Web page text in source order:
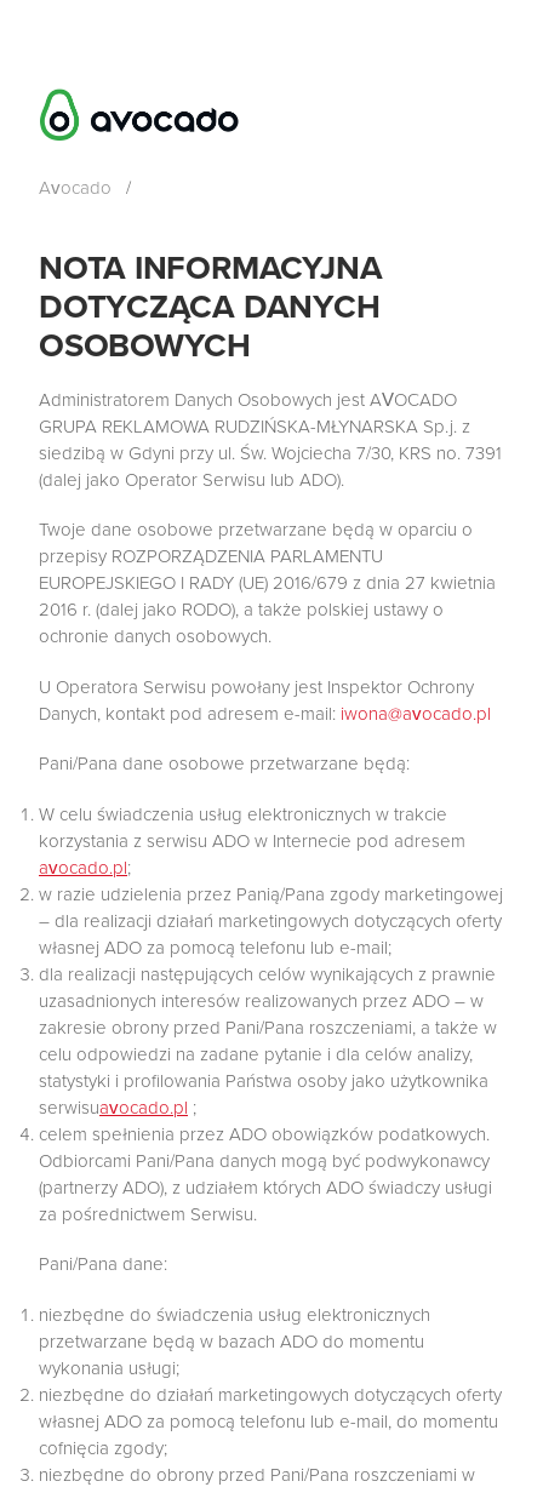
Avocado /
NOTA INFORMACYJNA
DOTYCZĄCA DANYCH
OSOBOWYCH
Administratorem Danych Osobowych jest AVOCADO
GRUPA REKLAMOWA RUDZIŃSKA-MŁYNARSKA Sp.j. z
siedzibą w Gdyni przy ul. Św. Wojciecha 7/30, KRS no. 7391
(dalej jako Operator Serwisu lub ADO).
Twoje dane osobowe przetwarzane będą w oparciu o
przepisy ROZPORZĄDZENIA PARLAMENTU
EUROPEJSKIEGO I RADY (UE) 2016/679 z dnia 27 kwietnia
2016 r. (dalej jako RODO), a także polskiej ustawy o
ochronie danych osobowych.
U Operatora Serwisu powołany jest Inspektor Ochrony
Danych, kontakt pod adresem e-mail: iwona@avocado.pl
Pani/Pana dane osobowe przetwarzane będą:
W celu świadczenia usług elektronicznych w trakcie
korzystania z serwisu ADO w Internecie pod adresem
avocado.pl;
w razie udzielenia przez Panią/Pana zgody marketingowej
– dla realizacji działań marketingowych dotyczących oferty
własnej ADO za pomocą telefonu lub e-mail;
dla realizacji następujących celów wynikających z prawnie
uzasadnionych interesów realizowanych przez ADO – w
zakresie obrony przed Pani/Pana roszczeniami, a także w
celu odpowiedzi na zadane pytanie i dla celów analizy,
statystyki i profilowania Państwa osoby jako użytkownika
serwisuavocado.pl ;
celem spełnienia przez ADO obowiązków podatkowych.
Odbiorcami Pani/Pana danych mogą być podwykonawcy
(partnerzy ADO), z udziałem których ADO świadczy usługi
za pośrednictwem Serwisu.
Pani/Pana dane:
niezbędne do świadczenia usług elektronicznych
przetwarzane będą w bazach ADO do momentu
wykonania usługi;
niezbędne do działań marketingowych dotyczących oferty
własnej ADO za pomocą telefonu lub e-mail, do momentu
cofnięcia zgody;
niezbędne do obrony przed Pani/Pana roszczeniami w